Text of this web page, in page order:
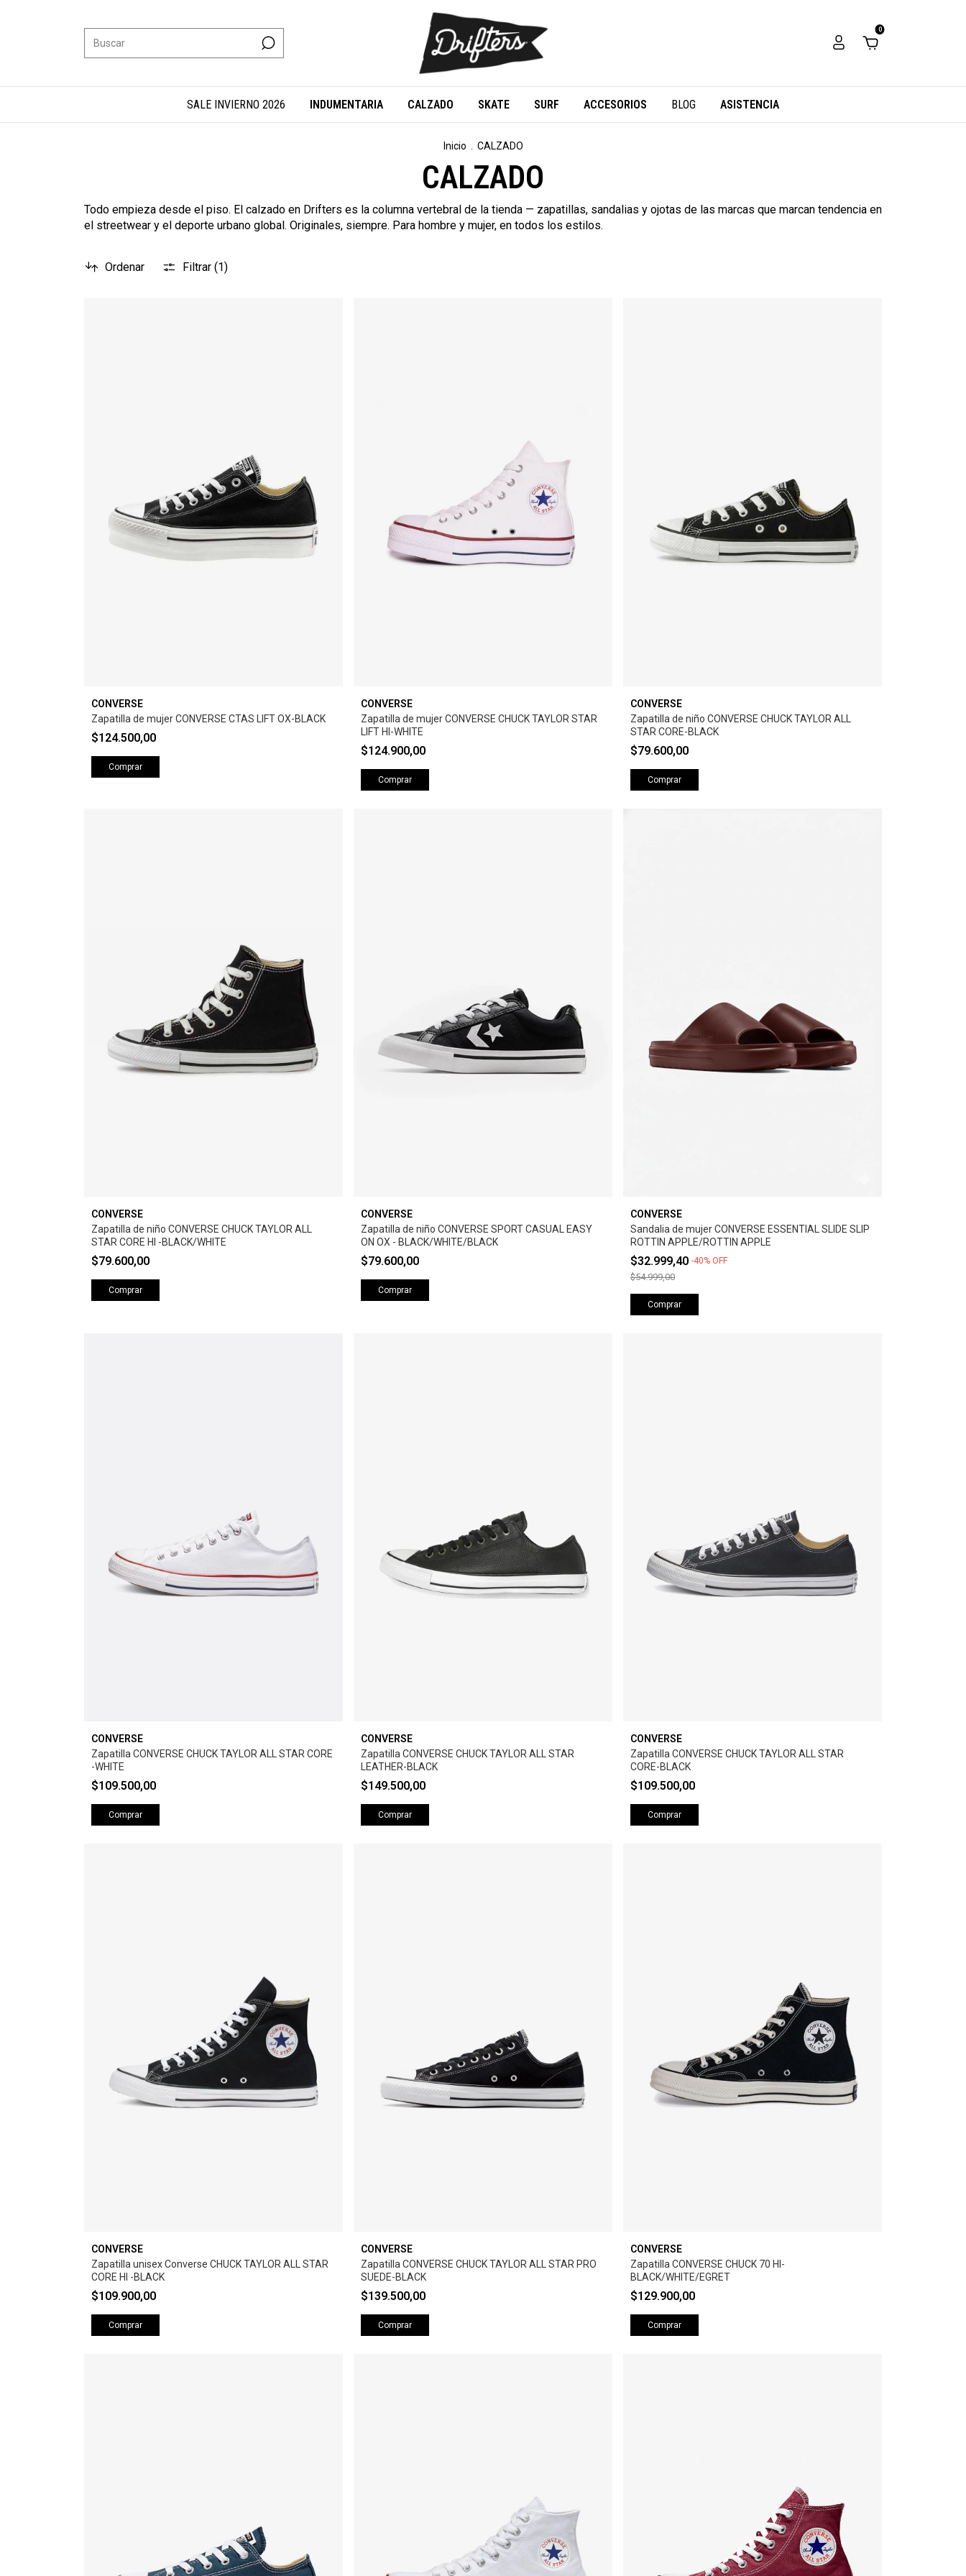
0
SALE INVIERNO 2026 INDUMENTARIA CALZADO SKATE SURF ACCESORIOS BLOG ASISTENCIA
Inicio CALZADO
CALZADO
Todo empieza desde el piso. El calzado en Drifters es la columna vertebral de la tienda — zapatillas, sandalias y ojotas de las marcas que marcan tendencia en
el streetwear y el deporte urbano global. Originales, siempre. Para hombre y mujer, en todos los estilos.
Ordenar Filtrar (1)
CONVERSE
Zapatilla de mujer CONVERSE CTAS LIFT OX-BLACK
$124.500,00
Comprar
CONVERSE
Zapatilla de mujer CONVERSE CHUCK TAYLOR STAR
LIFT HI-WHITE
$124.900,00
Comprar
CONVERSE
Zapatilla de niño CONVERSE CHUCK TAYLOR ALL
STAR CORE-BLACK
$79.600,00
Comprar
CONVERSE
Zapatilla de niño CONVERSE CHUCK TAYLOR ALL
STAR CORE HI -BLACK/WHITE
$79.600,00
Comprar
CONVERSE
Zapatilla de niño CONVERSE SPORT CASUAL EASY
ON OX - BLACK/WHITE/BLACK
$79.600,00
Comprar
CONVERSE
Sandalia de mujer CONVERSE ESSENTIAL SLIDE SLIP
ROTTIN APPLE/ROTTIN APPLE
$32.999,40 -40% OFF
$54.999,00
Comprar
CONVERSE
Zapatilla CONVERSE CHUCK TAYLOR ALL STAR CORE
-WHITE
$109.500,00
Comprar
CONVERSE
Zapatilla CONVERSE CHUCK TAYLOR ALL STAR
LEATHER-BLACK
$149.500,00
Comprar
CONVERSE
Zapatilla CONVERSE CHUCK TAYLOR ALL STAR
CORE-BLACK
$109.500,00
Comprar
CONVERSE
Zapatilla unisex Converse CHUCK TAYLOR ALL STAR
CORE HI -BLACK
$109.900,00
Comprar
CONVERSE
Zapatilla CONVERSE CHUCK TAYLOR ALL STAR PRO
SUEDE-BLACK
$139.500,00
Comprar
CONVERSE
Zapatilla CONVERSE CHUCK 70 HI-
BLACK/WHITE/EGRET
$129.900,00
Comprar